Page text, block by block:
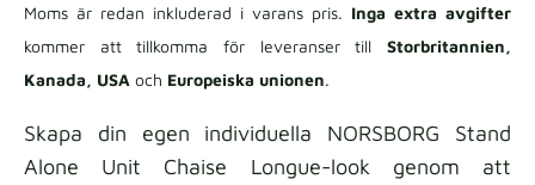
Moms är redan inkluderad i varans pris. Inga extra avgifter
kommer att tillkomma för leveranser till Storbritannien,
Kanada, USA och Europeiska unionen.
Skapa din egen individuella NORSBORG Stand
Alone Unit Chaise Longue-look genom att